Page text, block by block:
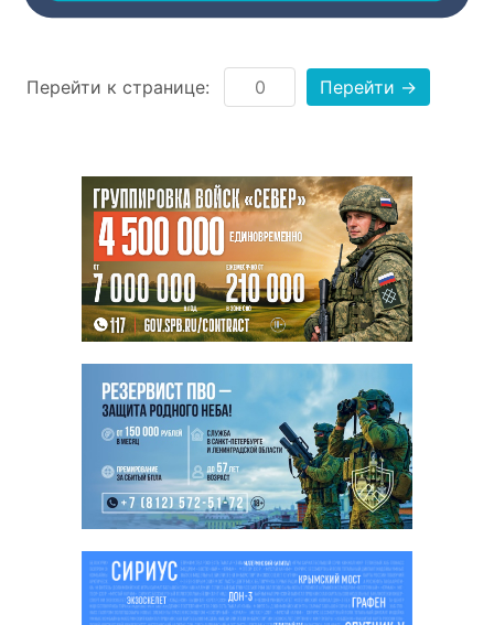
путешествуя в Петербурге из
Перейти к странице: Перейти →